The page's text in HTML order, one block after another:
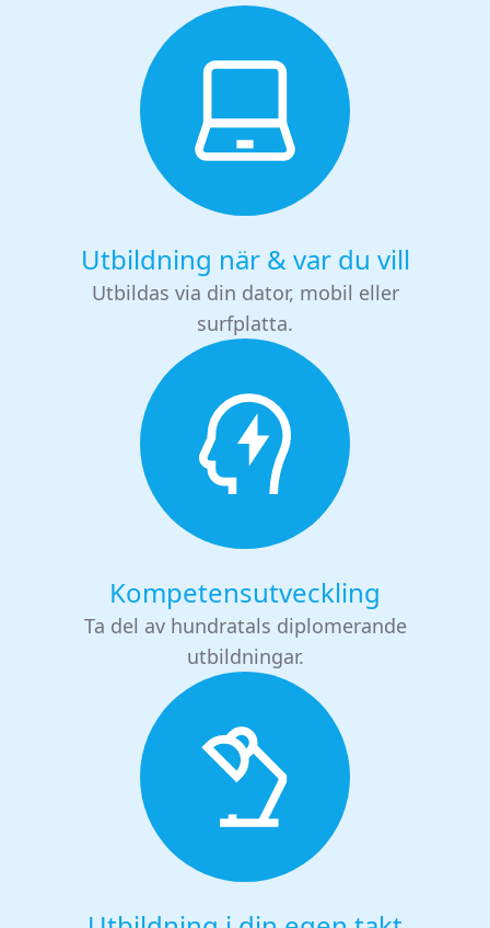
Utbildning när & var du vill
Utbildas via din dator, mobil eller
surfplatta.
Kompetensutveckling
Ta del av hundratals diplomerande
utbildningar.